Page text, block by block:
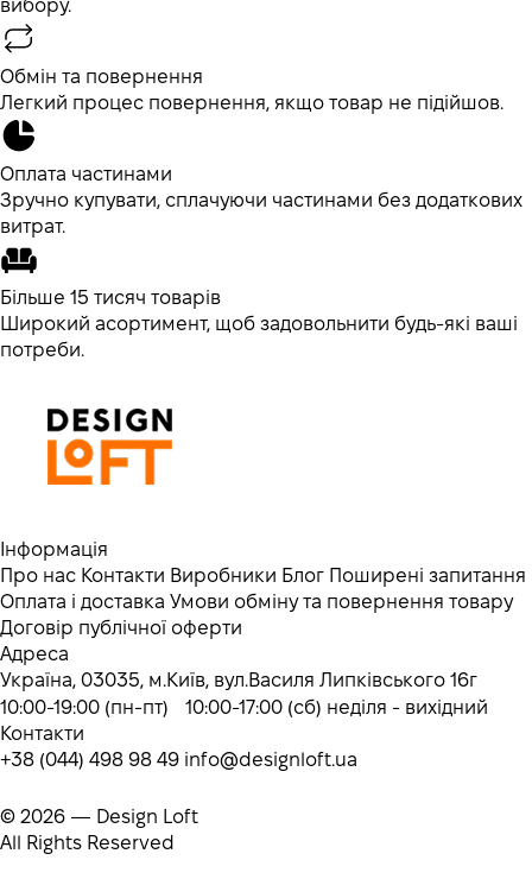
вибору.
Обмін та повернення
Легкий процес повернення, якщо товар не підійшов.
Оплата частинами
Зручно купувати, сплачуючи частинами без додаткових
витрат.
Більше 15 тисяч товарів
Широкий асортимент, щоб задовольнити будь-які ваші
потреби.
Інформація
Про нас Контакти Виробники Блог Поширені запитання
Оплата і доставка Умови обміну та повернення товару
Договір публічної оферти
Адреса
Україна, 03035, м.Київ, вул.Василя Липківського 16г
10:00-19:00 (пн-пт) 10:00-17:00 (сб) неділя - вихідний
Контакти
+38 (044) 498 98 49 info@designloft.ua
© 2026 — Design Loft
All Rights Reserved